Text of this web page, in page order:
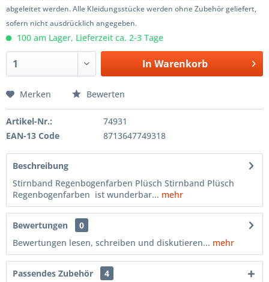
abgeleitet werden. Alle Kleidungsstücke werden ohne Zubehör geliefert,
sofern nicht ausdrücklich angegeben.
100 am Lager, Lieferzeit ca. 2-3 Tage
In Warenkorb
Merken Bewerten
Artikel-Nr.:
74931
EAN-13 Code
8713647749318
Beschreibung
Stirnband Regenbogenfarben Plüsch Stirnband Plüsch
Regenbogenfarben ist wunderbar... mehr
Bewertungen
0
Bewertungen lesen, schreiben und diskutieren... mehr
Passendes Zubehör 4